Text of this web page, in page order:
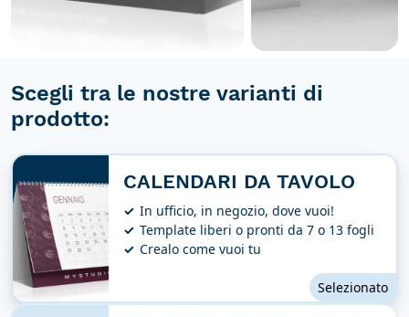
Scegli tra le nostre varianti di
prodotto:
CALENDARI DA TAVOLO
In ufficio, in negozio, dove vuoi!
Template liberi o pronti da 7 o 13 fogli
Crealo come vuoi tu
Selezionato